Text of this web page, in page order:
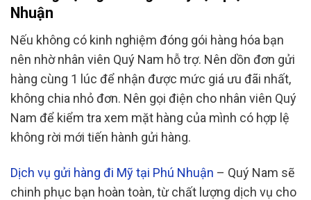
Nhuận
Nếu không có kinh nghiệm đóng gói hàng hóa bạn
nên nhờ nhân viên Quý Nam hỗ trợ. Nên dồn đơn gửi
hàng cùng 1 lúc để nhận được mức giá ưu đãi nhất,
không chia nhỏ đơn. Nên gọi điện cho nhân viên Quý
Nam để kiểm tra xem mặt hàng của mình có hợp lệ
không rời mới tiến hành gửi hàng.
Dịch vụ gửi hàng đi Mỹ tại Phú Nhuận – Quý Nam sẽ
chinh phục bạn hoàn toàn, từ chất lượng dịch vụ cho